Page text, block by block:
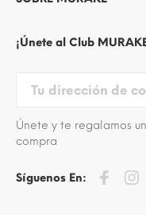
¡Únete al Club
Únete y te regalamos
compra
Síguenos En: